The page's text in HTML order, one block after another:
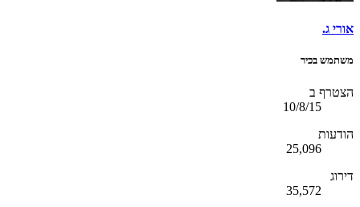
אורי ג.
משתמש בכיר
הצטרף ב
10/8/15
הודעות
25,096
דירוג
35,572